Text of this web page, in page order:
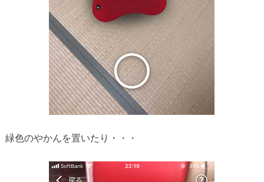
緑色のやかんを置いたり・・・